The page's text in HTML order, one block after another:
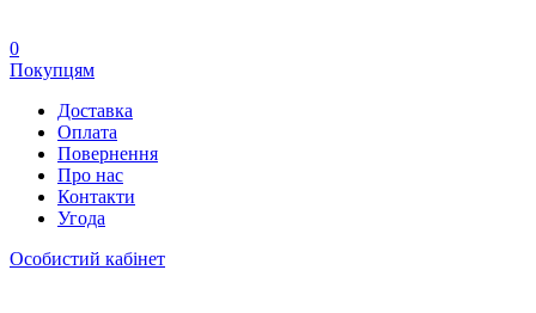
0
Покупцям
Доставка
Оплата
Повернення
Про нас
Контакти
Угода
Особистий кабінет